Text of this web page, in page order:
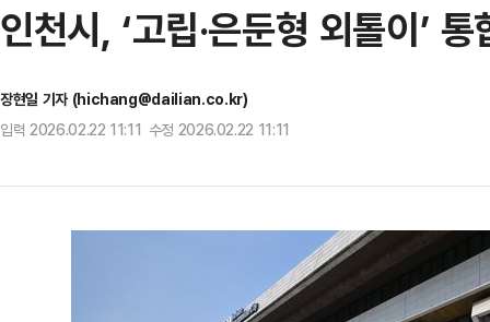
인천시, ‘고립·은둔형 외톨이’
장현일 기자 (hichang@dailian.co.kr)
입력 2026.02.22 11:11 수정 2026.02.22 11:11